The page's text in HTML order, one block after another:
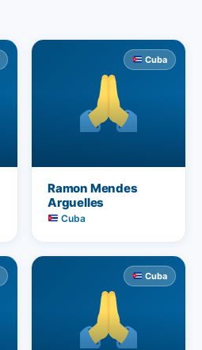
Cuba
Ramon Mendes
Arguelles
Cuba
Cuba